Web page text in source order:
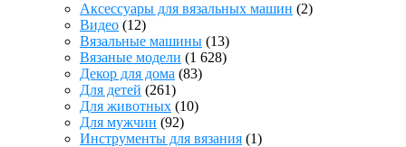
Аксессуары для вязальных машин (2)
Видео (12)
Вязальные машины (13)
Вязаные модели (1 628)
Декор для дома (83)
Для детей (261)
Для животных (10)
Для мужчин (92)
Инструменты для вязания (1)